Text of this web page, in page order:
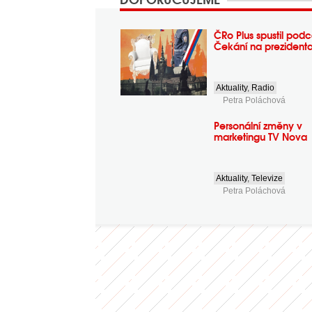
ČRo Plus spustil
Čekání na
Aktuality, Radio
Petra Poláchová
Personální změny v
marketingu TV Nova
Aktuality,Televize
Petra Poláchová